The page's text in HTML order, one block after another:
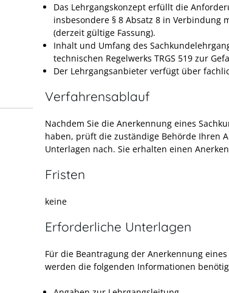
Das Lehrgangskonzept erfüllt die
insbesondere § 8 Absatz 8 in Verbindung
(derzeit gültige Fassung).
Inhalt und Umfang des
technischen Regelwerks TRGS 519 zur
Der Lehrgangsanbieter verfügt über
Verfahrensablauf
Nachdem Sie die Anerkennung eines
haben, prüft die zuständige Behörde Ihren
Unterlagen nach. Sie erhalten einen
Fristen
keine
Erforderliche Unterlagen
Für die Beantragung der Anerkennung
werden die folgenden Informationen